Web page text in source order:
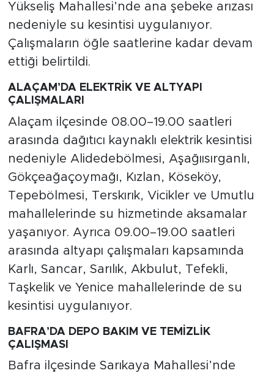
Yükseliş Mahallesi’nde ana şebeke arızası
nedeniyle su kesintisi uygulanıyor.
Çalışmaların öğle saatlerine kadar devam
ettiği belirtildi.
ALAÇAM’DA ELEKTRİK VE ALTYAPI
ÇALIŞMALARI
Alaçam ilçesinde 08.00–19.00 saatleri
arasında dağıtıcı kaynaklı elektrik kesintisi
nedeniyle Alidedebölmesi, Aşağıısırganlı,
Gökçeağaçoymağı, Kızlan, Köseköy,
Tepebölmesi, Terskırık, Vicikler ve Umutlu
mahallelerinde su hizmetinde aksamalar
yaşanıyor. Ayrıca 09.00–19.00 saatleri
arasında altyapı çalışmaları kapsamında
Karlı, Sancar, Sarılık, Akbulut, Tefekli,
Taşkelik ve Yenice mahallelerinde de su
kesintisi uygulanıyor.
BAFRA’DA DEPO BAKIM VE TEMİZLİK
ÇALIŞMASI
Bafra ilçesinde Sarıkaya Mahallesi’nde